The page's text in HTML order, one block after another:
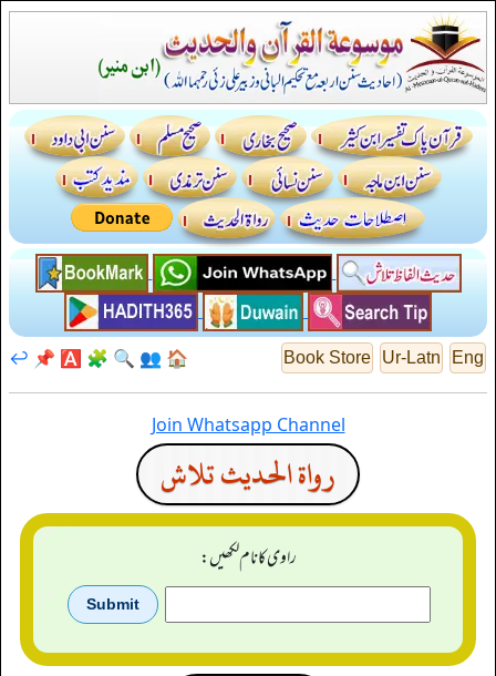
Eng
Ur-Latn
Book Store
🏠
👥
🔍
🧩
🅰️
📌
↩️
Join Whatsapp Channel
رواة الحديث تلاش
راوی کا نام لکھیں: